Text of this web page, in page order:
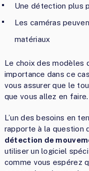
Une détection plus
Les caméras
matériaux
Le choix des modèles
importance dans ce
vous assurer que le
que vous allez en faire.
L’un des besoins en
rapporte à la question
détection de
utiliser un logiciel
comme vous espérez